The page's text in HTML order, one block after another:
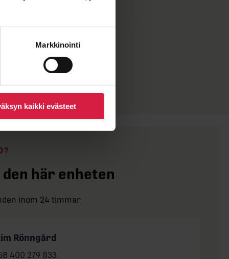
Markkinointi
kaikki evästeet
här enheten
inom 24 timmar
Rönngård
400 279 833